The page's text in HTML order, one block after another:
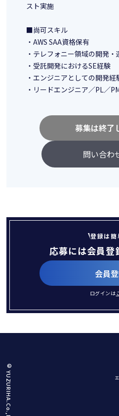
スト実施
■尚可スキル
・AWS SAA資格保有
・テレフォニー領域の開発・
・受託開発におけるSE経験
・エンジニアとしての開発経
・リードエンジニア／PL／
問い合わ
募集は終了
登録は簡
応募には会員登
会員
ログインは
© YUZURIHA.Co.,Ltd